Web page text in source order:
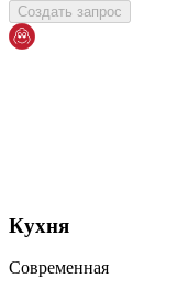
Создать запрос
Кухня
Современная